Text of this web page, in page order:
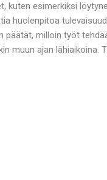
kuten esimerkiksi
huolenpitoa
päätät, milloin työt
muun ajan lähiaikoina.